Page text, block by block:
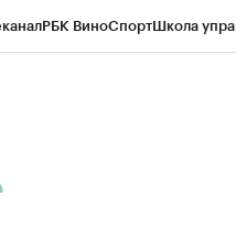
РБК ВиноСпортШкола